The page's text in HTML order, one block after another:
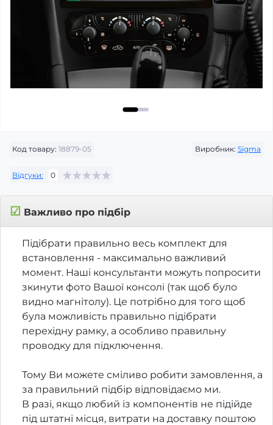
Код товару: 18879-05 Виробник: Sigma
Відгуки: 0
☑ Важливо про підбір
Підібрати правильно весь комплект для
встановлення - максимально важливий
момент. Наші консультанти можуть попросити
зкинути фото Вашої консолі (так щоб було
видно магнітолу). Це потрібно для того щоб
була можливість правильно підібрати
перехідну рамку, а особливо правильну
проводку для підключення.
Тому Ви можете сміливо робити замовлення, а
за правильний підбір відповідаємо ми.
В разі, якщо любий із компонентів не підійде
під штатні місця, витрати на доставку поштою